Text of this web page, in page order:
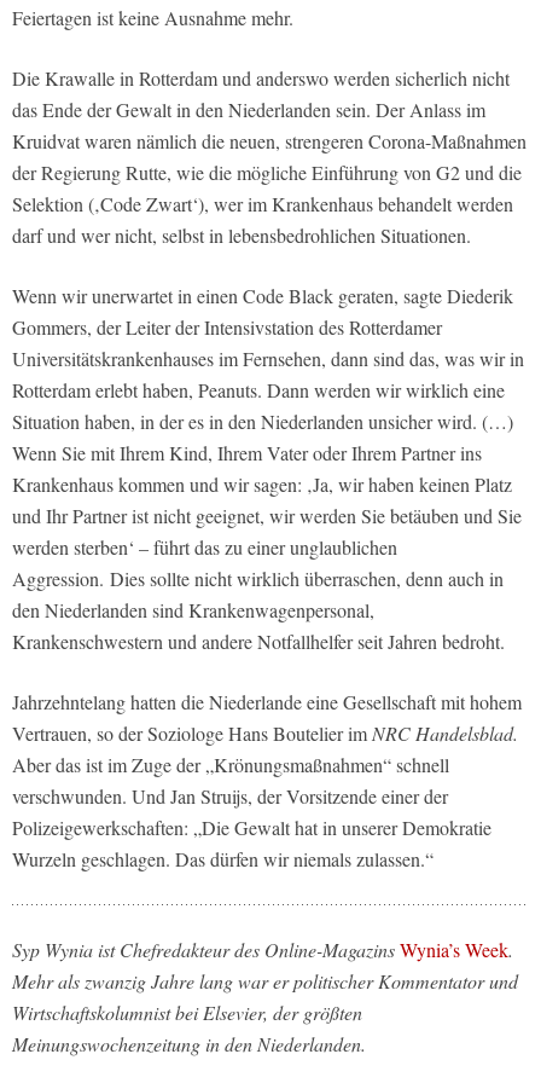
Feiertagen ist keine Ausnahme mehr.
Die Krawalle in Rotterdam und anderswo werden sicherlich nicht
das Ende der Gewalt in den Niederlanden sein. Der Anlass im
Kruidvat waren nämlich die neuen, strengeren Corona-Maßnahmen
der Regierung Rutte, wie die mögliche Einführung von G2 und die
Selektion (‚Code Zwart‘), wer im Krankenhaus behandelt werden
darf und wer nicht, selbst in lebensbedrohlichen Situationen.
Wenn wir unerwartet in einen Code Black geraten, sagte Diederik
Gommers, der Leiter der Intensivstation des Rotterdamer
Universitätskrankenhauses im Fernsehen, dann sind das, was wir in
Rotterdam erlebt haben, Peanuts. Dann werden wir wirklich eine
Situation haben, in der es in den Niederlanden unsicher wird. (…)
Wenn Sie mit Ihrem Kind, Ihrem Vater oder Ihrem Partner ins
Krankenhaus kommen und wir sagen: ‚Ja, wir haben keinen Platz
und Ihr Partner ist nicht geeignet, wir werden Sie betäuben und Sie
werden sterben‘ – führt das zu einer unglaublichen
Aggression. Dies sollte nicht wirklich überraschen, denn auch in
den Niederlanden sind Krankenwagenpersonal,
Krankenschwestern und andere Notfallhelfer seit Jahren bedroht.
Jahrzehntelang hatten die Niederlande eine Gesellschaft mit hohem
Vertrauen, so der Soziologe Hans Boutelier im NRC Handelsblad.
Aber das ist im Zuge der „Krönungsmaßnahmen“ schnell
verschwunden. Und Jan Struijs, der Vorsitzende einer der
Polizeigewerkschaften: „Die Gewalt hat in unserer Demokratie
Wurzeln geschlagen. Das dürfen wir niemals zulassen.“
Syp Wynia ist Chefredakteur des Online-MagazinsWynia’s Week.
Mehr als zwanzig Jahre lang war er politischer Kommentator und
Wirtschaftskolumnist bei Elsevier, der größten
Meinungswochenzeitung in den Niederlanden.